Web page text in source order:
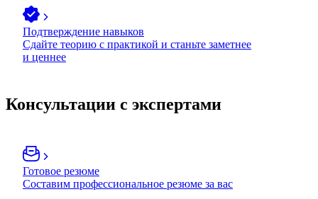
Подтверждение навыков
Сдайте теорию с практикой и станьте заметнее
и ценнее
Консультации с экспертами
Готовое резюме
Составим профессиональное резюме за вас